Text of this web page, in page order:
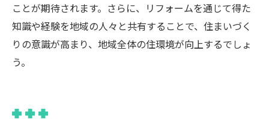
ことが期待されます。さらに、リフォームを通じて得た
知識や経験を地域の人々と共有することで、住まいづく
りの意識が高まり、地域全体の住環境が向上するでしょ
う。